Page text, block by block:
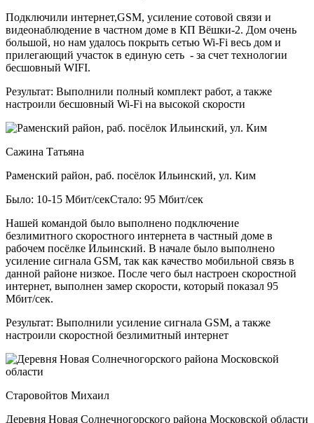
Подключили интернет,GSM, усиление сотовой связи и
видеонаблюдение в частном доме в КП Вёшки-2. Дом очень
большой, но нам удалось покрыть сетью Wi-Fi весь дом и
прилегающий участок в единую сеть - за счет технологии
бесшовный WIFI.
Результат: Выполнили полный комплект работ, а также
настроили бесшовный Wi-Fi на высокой скорости
Сажина Татьяна
Раменский район, раб. посёлок Ильинский, ул. Ким
Было: 10-15 Мбит/секСтало: 95 Мбит/сек
Нашей командой было выполнено подключение
безлимитного скоростного интернета в частный доме в
рабочем посёлке Ильинский. В начале было выполнено
усиление сигнала GSM, так как качество мобильной связь в
данной районе низкое. После чего был настроен скоростной
интернет, выполнен замер скорости, который показал 95
Мбит/сек.
Результат: Выполнили усиление сигнала GSM, а также
настроили скоростной безлимитный интернет
Старовойтов Михаил
Деревня Новая Солнечногорского района Московской области